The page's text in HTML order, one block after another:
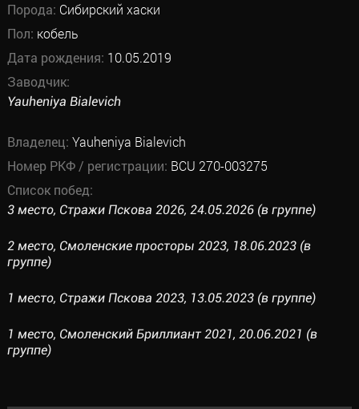
Порода: Сибирский хаски
Пол: кобель
Дата рождения: 10.05.2019
Заводчик:
Yauheniya Bialevich
Владелец: Yauheniya Bialevich
Номер РКФ / регистрации: BCU 270-003275
Список побед:
3 место, Стражи Пскова 2026, 24.05.2026 (в группе)
2 место, Смоленские просторы 2023, 18.06.2023 (в
группе)
1 место, Стражи Пскова 2023, 13.05.2023 (в группе)
1 место, Смоленский Бриллиант 2021, 20.06.2021 (в
группе)